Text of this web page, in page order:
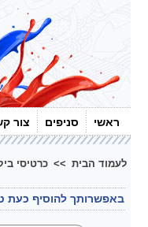
ראשי סניפים צור
לעמוד הבית >> כרטיסי
באפשרותך להוסיף כעת